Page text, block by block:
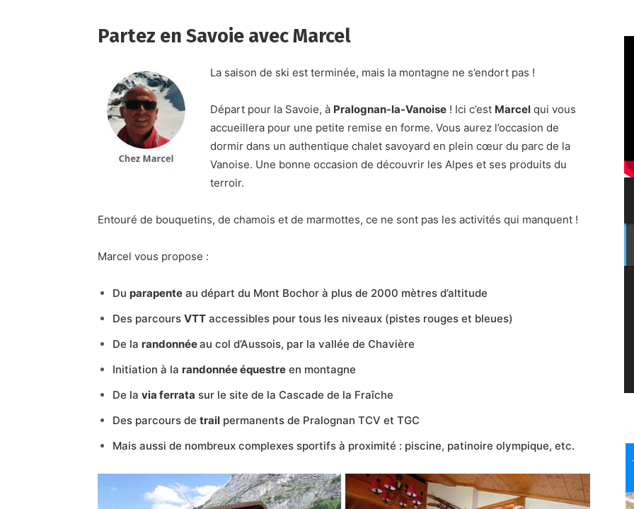
Partez en Savoie avec Marcel
La saison de ski est terminée, mais la montagne ne s’endort pas !
Départ pour la Savoie, à Pralognan-la-Vanoise ! Ici c’est Marcel qui vous
accueillera pour une petite remise en forme. Vous aurez l’occasion de
dormir dans un authentique chalet savoyard en plein cœur du parc de la
Vanoise. Une bonne occasion de découvrir les Alpes et ses produits du
terroir.
Entouré de bouquetins, de chamois et de marmottes, ce ne sont pas les activités qui manquent !
Marcel vous propose :
Du parapente au départ du Mont Bochor à plus de 2000 mètres d’altitude
Des parcours VTT accessibles pour tous les niveaux (pistes rouges et bleues)
De la randonnéeau col d’Aussois, par la vallée de Chavière
Initiation à la randonnée équestre en montagne
De la via ferrata sur le site de la Cascade de la Fraîche
Des parcours de trail permanents de Pralognan TCV et TGC
Mais aussi de nombreux complexes sportifs à proximité : piscine, patinoire olympique, etc.